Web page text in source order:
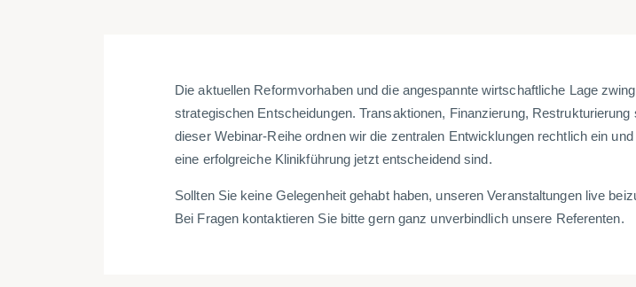
Die aktuellen Reformvorhaben und die angespannte wirtschaftliche Lage
strategischen Entscheidungen. Transaktionen, Finanzierung,
dieser Webinar-Reihe ordnen wir die zentralen Entwicklungen rechtlich ein
eine erfolgreiche Klinikführung jetzt entscheidend sind.
Sollten Sie keine Gelegenheit gehabt haben, unseren Veranstaltungen live
Bei Fragen kontaktieren Sie bitte gern ganz unverbindlich unsere Referenten.